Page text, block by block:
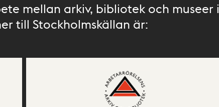
mellan arkiv, bibliotek och museer i
till Stockholmskällan är: